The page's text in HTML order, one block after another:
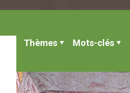
Thèmes Mots-clés